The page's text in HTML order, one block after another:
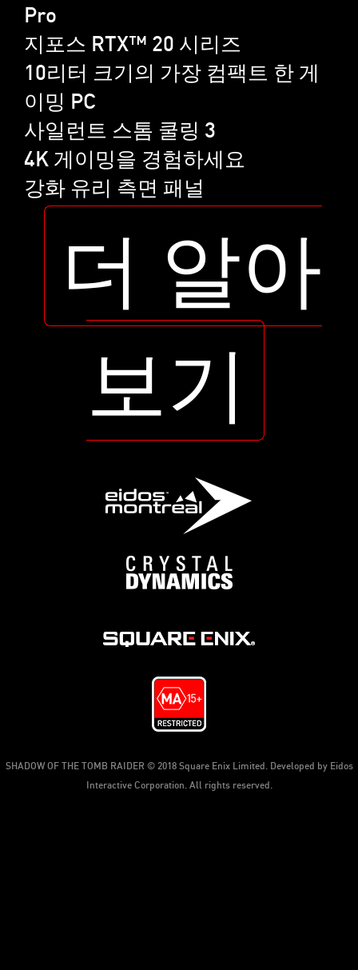
Pro
지포스 RTX™ 20 시리즈
10리터 크기의 가장 컴팩트 한 게
이밍 PC
사일런트 스톰 쿨링 3
4K 게이밍을 경험하세요
강화 유리 측면 패널
더 알아
보기
SHADOW OF THE TOMB RAIDER © 2018 Square Enix Limited. Developed by Eidos
Interactive Corporation. All rights reserved.